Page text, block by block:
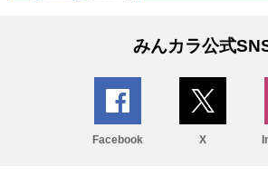
みんカラ公式
Facebook X